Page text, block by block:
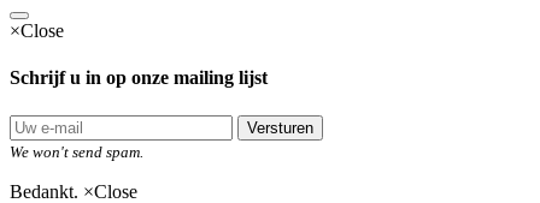
×Close
Schrijf u in op onze mailing lijst
Versturen
We won't send spam.
Bedankt. ×Close